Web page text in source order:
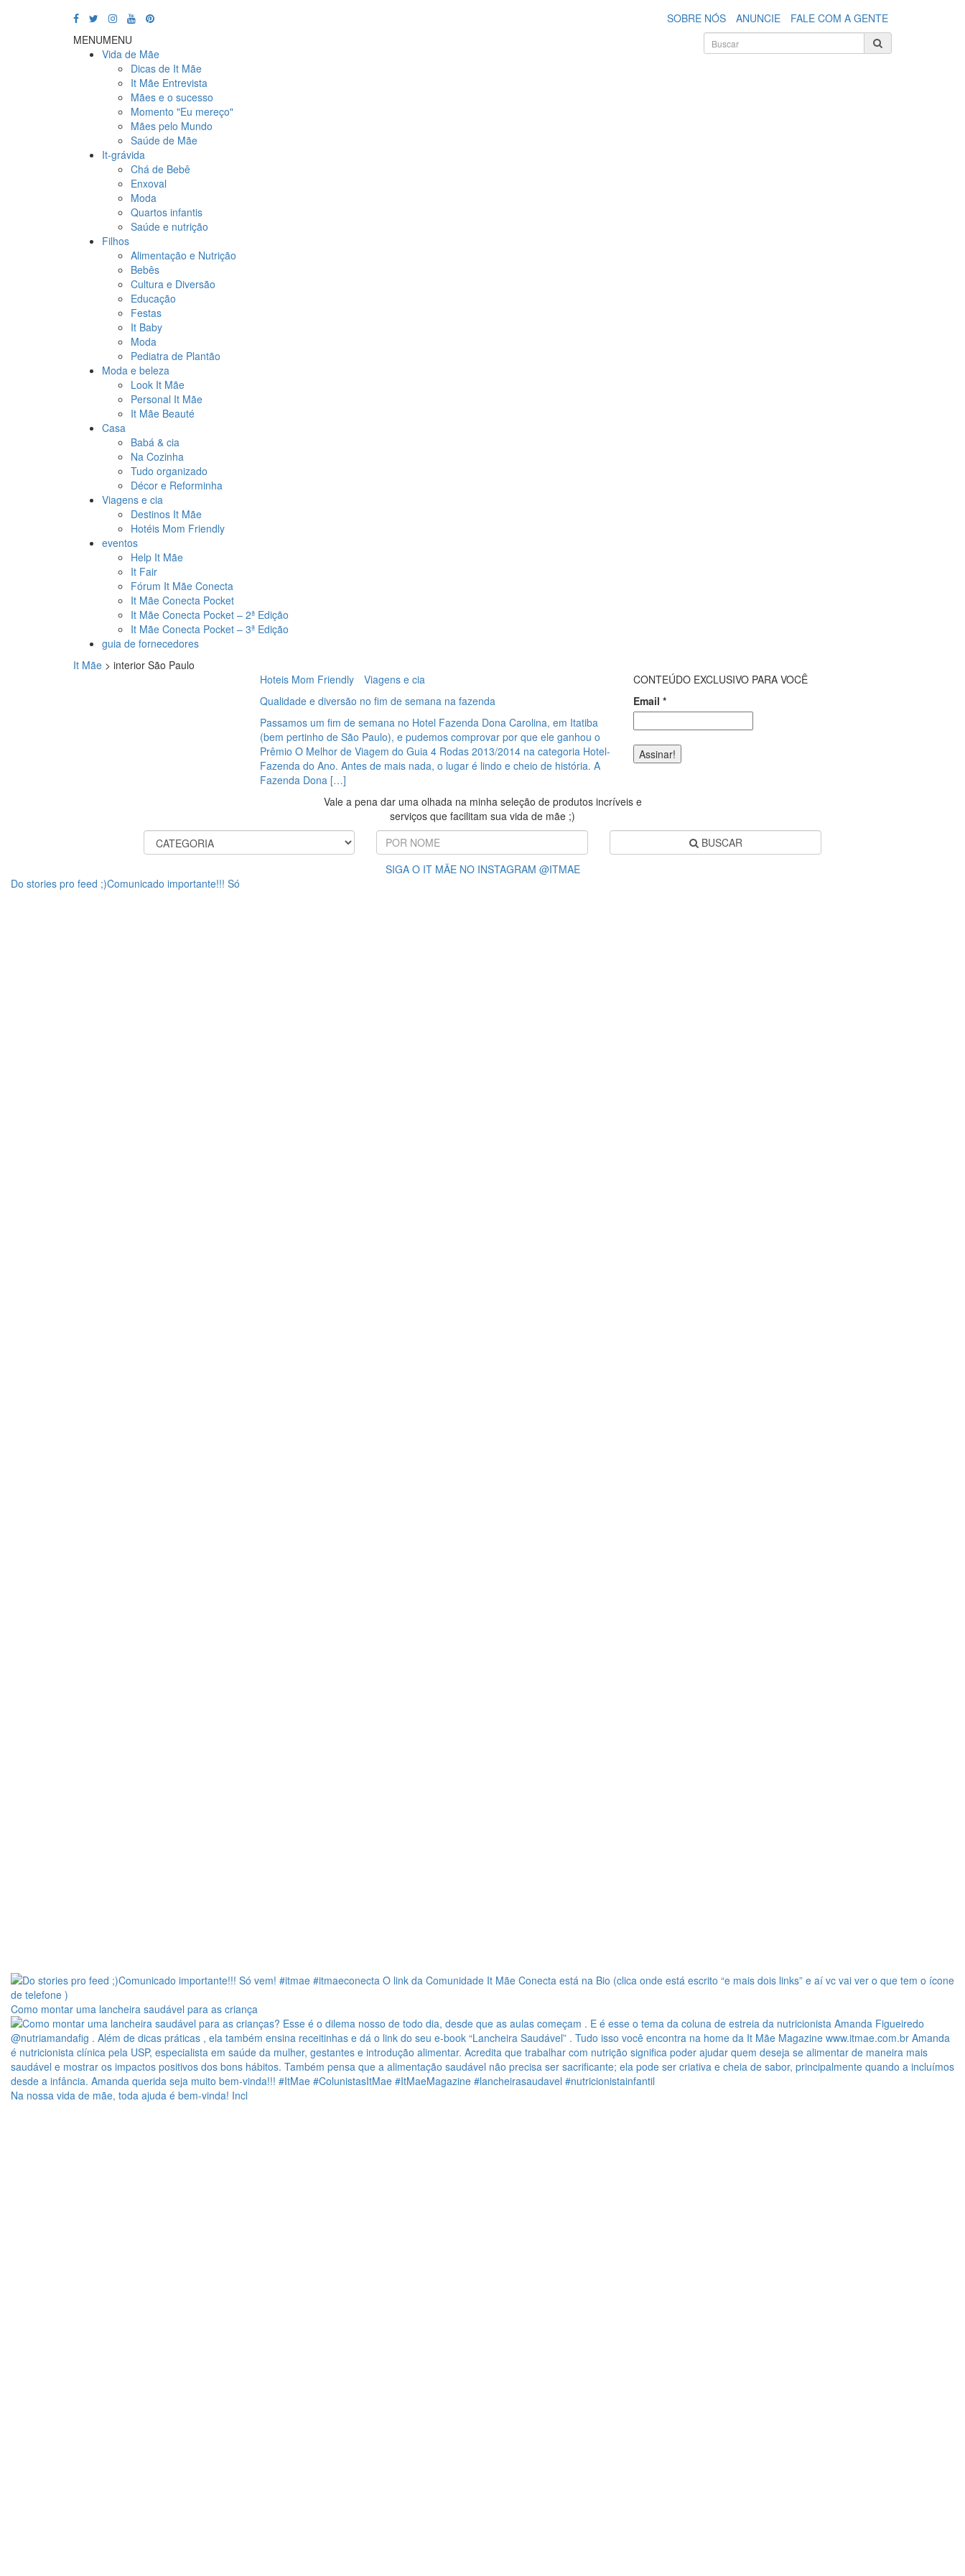
SOBRE NÓS ANUNCIE
FALE COM A GENTE
MENUMENU
Vida de Mãe
Dicas de It Mãe
It Mãe Entrevista
Mães e o sucesso
Momento "Eu mereço"
Mães pelo Mundo
Saúde de Mãe
It-grávida
Chá de Bebê
Enxoval
Moda
Quartos infantis
Saúde e nutrição
Filhos
Alimentação e Nutrição
Bebês
Cultura e Diversão
Educação
Festas
It Baby
Moda
Pediatra de Plantão
Moda e beleza
Look It Mãe
Personal It Mãe
It Mãe Beauté
Casa
Babá & cia
Na Cozinha
Tudo organizado
Décor e Reforminha
Viagens e cia
Destinos It Mãe
Hotéis Mom Friendly
eventos
Help It Mãe
It Fair
Fórum It Mãe Conecta
It Mãe Conecta Pocket
It Mãe Conecta Pocket – 2ª Edição
It Mãe Conecta Pocket – 3ª Edição
guia de fornecedores
It Mãe > interior São Paulo
Hoteis Mom Friendly
Viagens e cia
Qualidade e diversão no fim de semana na fazenda
Passamos um fim de semana no Hotel Fazenda Dona Carolina, em Itatiba
(bem pertinho de São Paulo), e pudemos comprovar por que ele ganhou o
Prêmio O Melhor de Viagem do Guia 4 Rodas 2013/2014 na categoria Hotel-
Fazenda do Ano. Antes de mais nada, o lugar é lindo e cheio de história. A
Fazenda Dona […]
CONTEÚDO EXCLUSIVO PARA VOCÊ
Email *
Vale a pena dar uma olhada na minha seleção de produtos incríveis e
serviços que facilitam sua vida de mãe ;)
BUSCAR
SIGA O IT MÃE NO INSTAGRAM @ITMAE
Do stories pro feed ;)Comunicado importante!!! Só
Como montar uma lancheira saudável para as criança
Na nossa vida de mãe, toda ajuda é bem-vinda! Incl